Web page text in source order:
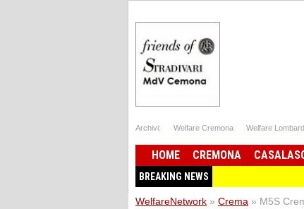
Archivi: Welfare Cremona Welfare
HOME CREMONA
BREAKING NEWS
WelfareNetwork » Crema » M5S